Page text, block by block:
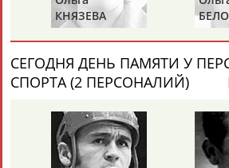
оказания услуг от Минкультуры России
... Директор Государственного музея
Истягина-Елисееваотметила:...
(Проект:Информационное агентство
02.02.2021
КНЯЗЕВА
СЕГОДНЯ ДЕНЬ ПАМЯТИ У
СПОРТА (2 ПЕРСОНАЛИЙ)